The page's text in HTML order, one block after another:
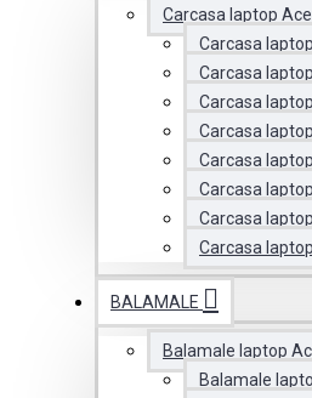
Carcasa laptop
Carcasa
Carcasa
Carcasa laptop
Carcasa
Carcasa
Carcasa
Carcasa
Carcasa
BALAMALE
Balamale laptop
Balamale